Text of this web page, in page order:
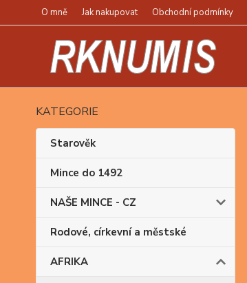
O mně Jak nakupovat Obchodní podmínky
KATEGORIE
Starověk
Mince do 1492
NAŠE MINCE - CZ
Rodové, církevní a městské
AFRIKA